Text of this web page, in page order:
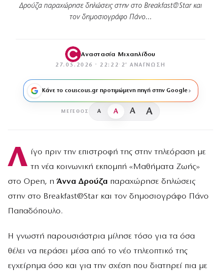
Δρούζα παραχώρησε δηλώσεις στην στο Breakfast@Star και
τον δημοσιογράφο Πάνο…
Αναστασία Μιχαηλίδου
27.05.2026 · 22:22 · 2′ ΑΝΆΓΝΩΣΗ
Κάνε το couscous.gr προτιμώμενη πηγή στην Google
ΜΈΓΕΘΟΣ A A A A
Λ ίγο πριν την επιστροφή της στην τηλεόραση με
τη νέα κοινωνική εκπομπή «Μαθήματα Ζωής»
στο Open, ηΆννα Δρούζα παραχώρησε δηλώσεις
στην στο Breakfast@Star και τον δημοσιογράφο Πάνο
Παπαδόπουλο.
Η γνωστή παρουσιάστρια μίλησε τόσο για τα όσα
θέλει να περάσει μέσα από το νέο τηλεοπτικό της
εγχείρημα όσο και για την σχέση που διατηρεί πια με